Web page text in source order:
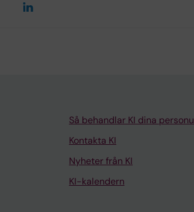
Så behandlar KI dina
Kontakta KI
Nyheter från KI
KI-kalendern